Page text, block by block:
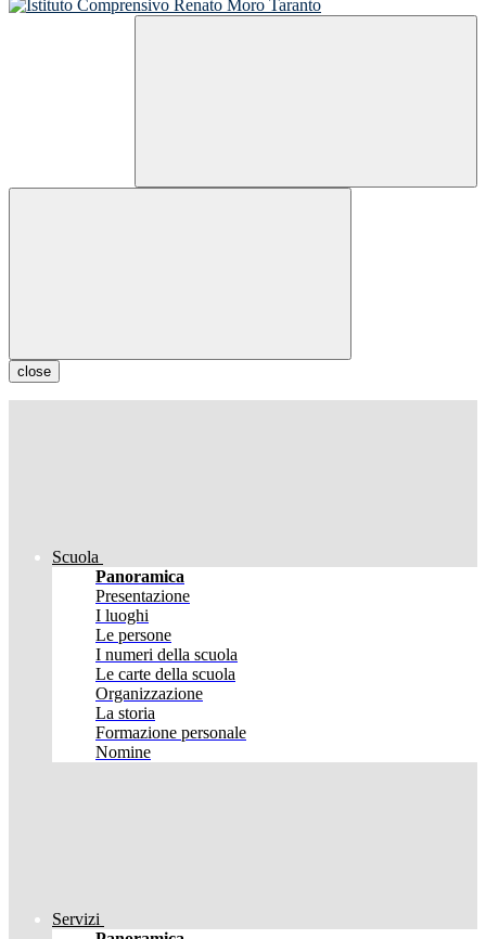
close
Scuola
Panoramica
Presentazione
I luoghi
Le persone
I numeri della scuola
Le carte della scuola
Organizzazione
La storia
Formazione personale
Nomine
Servizi